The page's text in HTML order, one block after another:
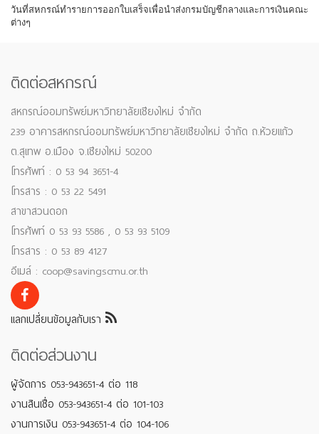
วันที่สหกรณ์ทำรายการออกใบเสร็จเพื่อนำส่งกรมบัญชีกลางและการเงินคณะ
ต่างๆ
ติดต่อสหกรณ์
สหกรณ์ออมทรัพย์มหาวิทยาลัยเชียงใหม่ จำกัด
239 อาคารสหกรณ์ออมทรัพย์มหาวิทยาลัยเชียงใหม่ จำกัด ถ.ห้วยแก้ว
ต.สุเทพ อ.เมือง จ.เชียงใหม่ 50200
โทรศัพท์ : 0 53 94 3651-4
โทรสาร : 0 53 22 5491
สาขาสวนดอก
โทรศัพท์ 0 53 93 5586 , 0 53 93 5109
โทรสาร : 0 53 89 4127
อีเมล์ : coop@savingscmu.or.th
แลกเปลี่ยนข้อมูลกับเรา
ติดต่อส่วนงาน
ผู้จัดการ 053-943651-4 ต่อ 118
งานสินเชื่อ 053-943651-4 ต่อ 101-103
งานการเงิน 053-943651-4 ต่อ 104-106